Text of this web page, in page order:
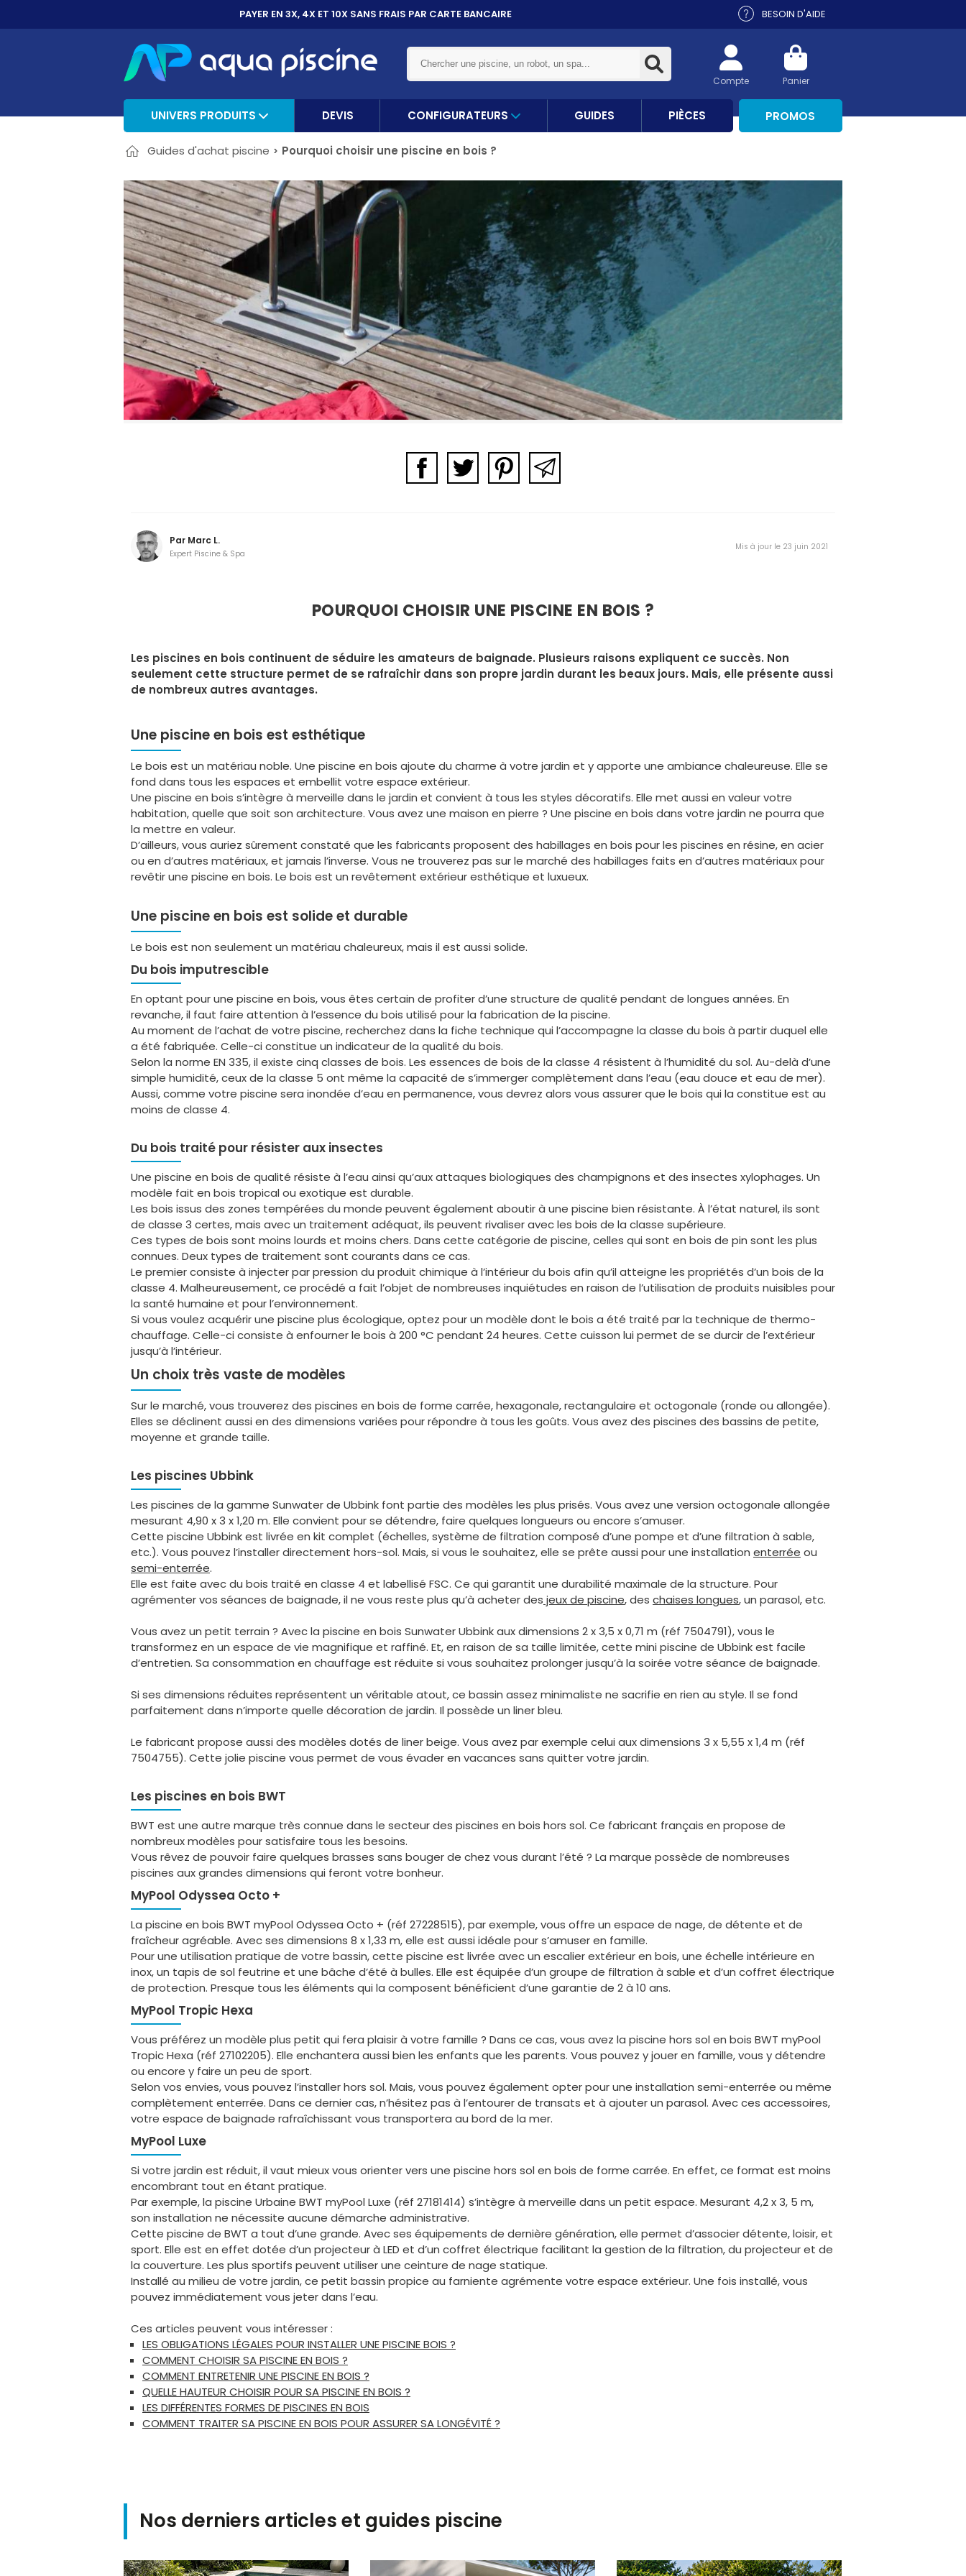
PAYER EN 3X, 4X ET 10XSANS FRAIS PAR CARTE BANCAIRE BESOIN D'AIDE
Panier
Compte
UNIVERS PRODUITS DEVIS CONFIGURATEURS GUIDES PIÈCES PROMOS
Guides d'achat piscine Pourquoi choisir une piscine en bois ?
Par Marc L.
Expert Piscine & Spa
Mis à jour le 23 juin 2021
POURQUOI CHOISIR UNE PISCINE EN BOIS ?
Les piscines en bois continuent de séduire les amateurs de baignade. Plusieurs raisons expliquent ce succès. Non
seulement cette structure permet de se rafraîchir dans son propre jardin durant les beaux jours. Mais, elle présente aussi
de nombreux autres avantages.
Une piscine en bois est esthétique
Le bois est un matériau noble. Une piscine en bois ajoute du charme à votre jardin et y apporte une ambiance chaleureuse. Elle se
fond dans tous les espaces et embellit votre espace extérieur.
Une piscine en bois s’intègre à merveille dans le jardin et convient à tous les styles décoratifs. Elle met aussi en valeur votre
habitation, quelle que soit son architecture. Vous avez une maison en pierre ? Une piscine en bois dans votre jardin ne pourra que
la mettre en valeur.
D’ailleurs, vous auriez sûrement constaté que les fabricants proposent des habillages en bois pour les piscines en résine, en acier
ou en d’autres matériaux, et jamais l’inverse. Vous ne trouverez pas sur le marché des habillages faits en d’autres matériaux pour
revêtir une piscine en bois. Le bois est un revêtement extérieur esthétique et luxueux.
Une piscine en bois est solide et durable
Le bois est non seulement un matériau chaleureux, mais il est aussi solide.
Du bois imputrescible
En optant pour une piscine en bois, vous êtes certain de profiter d’une structure de qualité pendant de longues années. En
revanche, il faut faire attention à l’essence du bois utilisé pour la fabrication de la piscine.
Au moment de l’achat de votre piscine, recherchez dans la fiche technique qui l’accompagne la classe du bois à partir duquel elle
a été fabriquée. Celle-ci constitue un indicateur de la qualité du bois.
Selon la norme EN 335, il existe cinq classes de bois. Les essences de bois de la classe 4 résistent à l’humidité du sol. Au-delà d’une
simple humidité, ceux de la classe 5 ont même la capacité de s’immerger complètement dans l’eau (eau douce et eau de mer).
Aussi, comme votre piscine sera inondée d’eau en permanence, vous devrez alors vous assurer que le bois qui la constitue est au
moins de classe 4.
Du bois traité pour résister aux insectes
Une piscine en bois de qualité résiste à l’eau ainsi qu’aux attaques biologiques des champignons et des insectes xylophages. Un
modèle fait en bois tropical ou exotique est durable.
Les bois issus des zones tempérées du monde peuvent également aboutir à une piscine bien résistante. À l’état naturel, ils sont
de classe 3 certes, mais avec un traitement adéquat, ils peuvent rivaliser avec les bois de la classe supérieure.
Ces types de bois sont moins lourds et moins chers. Dans cette catégorie de piscine, celles qui sont en bois de pin sont les plus
connues. Deux types de traitement sont courants dans ce cas.
Le premier consiste à injecter par pression du produit chimique à l’intérieur du bois afin qu’il atteigne les propriétés d’un bois de la
classe 4. Malheureusement, ce procédé a fait l’objet de nombreuses inquiétudes en raison de l’utilisation de produits nuisibles pour
la santé humaine et pour l’environnement.
Si vous voulez acquérir une piscine plus écologique, optez pour un modèle dont le bois a été traité par la technique de thermo-
chauffage. Celle-ci consiste à enfourner le bois à 200 °C pendant 24 heures. Cette cuisson lui permet de se durcir de l’extérieur
jusqu’à l’intérieur.
Un choix très vaste de modèles
Sur le marché, vous trouverez des piscines en bois de forme carrée, hexagonale, rectangulaire et octogonale (ronde ou allongée).
Elles se déclinent aussi en des dimensions variées pour répondre à tous les goûts. Vous avez des piscines des bassins de petite,
moyenne et grande taille.
Les piscines Ubbink
Les piscines de la gamme Sunwater de Ubbink font partie des modèles les plus prisés. Vous avez une version octogonale allongée
mesurant 4,90 x 3 x 1,20 m. Elle convient pour se détendre, faire quelques longueurs ou encore s’amuser.
Cette piscine Ubbink est livrée en kit complet (échelles, système de filtration composé d’une pompe et d’une filtration à sable,
etc.). Vous pouvez l’installer directement hors-sol. Mais, si vous le souhaitez, elle se prête aussi pour une installation enterrée ou
semi-enterrée.
Elle est faite avec du bois traité en classe 4 et labellisé FSC. Ce qui garantit une durabilité maximale de la structure. Pour
agrémenter vos séances de baignade, il ne vous reste plus qu’à acheter des jeux de piscine, des chaises longues, un parasol, etc.
Vous avez un petit terrain ? Avec la piscine en bois Sunwater Ubbink aux dimensions 2 x 3,5 x 0,71 m (réf 7504791), vous le
transformez en un espace de vie magnifique et raffiné. Et, en raison de sa taille limitée, cette mini piscine de Ubbink est facile
d’entretien. Sa consommation en chauffage est réduite si vous souhaitez prolonger jusqu’à la soirée votre séance de baignade.
Si ses dimensions réduites représentent un véritable atout, ce bassin assez minimaliste ne sacrifie en rien au style. Il se fond
parfaitement dans n’importe quelle décoration de jardin. Il possède un liner bleu.
Le fabricant propose aussi des modèles dotés de liner beige. Vous avez par exemple celui aux dimensions 3 x 5,55 x 1,4 m (réf
7504755). Cette jolie piscine vous permet de vous évader en vacances sans quitter votre jardin.
Les piscines en bois BWT
BWT est une autre marque très connue dans le secteur des piscines en bois hors sol. Ce fabricant français en propose de
nombreux modèles pour satisfaire tous les besoins.
Vous rêvez de pouvoir faire quelques brasses sans bouger de chez vous durant l’été ? La marque possède de nombreuses
piscines aux grandes dimensions qui feront votre bonheur.
myPool Odyssea Octo +
La piscine en bois BWT myPool Odyssea Octo + (réf 27228515), par exemple, vous offre un espace de nage, de détente et de
fraîcheur agréable. Avec ses dimensions 8 x 1,33 m, elle est aussi idéale pour s’amuser en famille.
Pour une utilisation pratique de votre bassin, cette piscine est livrée avec un escalier extérieur en bois, une échelle intérieure en
inox, un tapis de sol feutrine et une bâche d’été à bulles. Elle est équipée d’un groupe de filtration à sable et d’un coffret électrique
de protection. Presque tous les éléments qui la composent bénéficient d’une garantie de 2 à 10 ans.
myPool Tropic Hexa
Vous préférez un modèle plus petit qui fera plaisir à votre famille ? Dans ce cas, vous avez la piscine hors sol en bois BWT myPool
Tropic Hexa (réf 27102205). Elle enchantera aussi bien les enfants que les parents. Vous pouvez y jouer en famille, vous y détendre
ou encore y faire un peu de sport.
Selon vos envies, vous pouvez l’installer hors sol. Mais, vous pouvez également opter pour une installation semi-enterrée ou même
complètement enterrée. Dans ce dernier cas, n’hésitez pas à l’entourer de transats et à ajouter un parasol. Avec ces accessoires,
votre espace de baignade rafraîchissant vous transportera au bord de la mer.
myPool Luxe
Si votre jardin est réduit, il vaut mieux vous orienter vers une piscine hors sol en bois de forme carrée. En effet, ce format est moins
encombrant tout en étant pratique.
Par exemple, la piscine Urbaine BWT myPool Luxe (réf 27181414) s’intègre à merveille dans un petit espace. Mesurant 4,2 x 3, 5 m,
son installation ne nécessite aucune démarche administrative.
Cette piscine de BWT a tout d’une grande. Avec ses équipements de dernière génération, elle permet d’associer détente, loisir, et
sport. Elle est en effet dotée d’un projecteur à LED et d’un coffret électrique facilitant la gestion de la filtration, du projecteur et de
la couverture. Les plus sportifs peuvent utiliser une ceinture de nage statique.
Installé au milieu de votre jardin, ce petit bassin propice au farniente agrémente votre espace extérieur. Une fois installé, vous
pouvez immédiatement vous jeter dans l’eau.
Ces articles peuvent vous intéresser :
LES OBLIGATIONS LÉGALES POUR INSTALLER UNE PISCINE BOIS ?
COMMENT CHOISIR SA PISCINE EN BOIS ?
COMMENT ENTRETENIR UNE PISCINE EN BOIS ?
QUELLE HAUTEUR CHOISIR POUR SA PISCINE EN BOIS ?
LES DIFFÉRENTES FORMES DE PISCINES EN BOIS
COMMENT TRAITER SA PISCINE EN BOIS POUR ASSURER SA LONGÉVITÉ ?
Nos derniers articles et guides piscine